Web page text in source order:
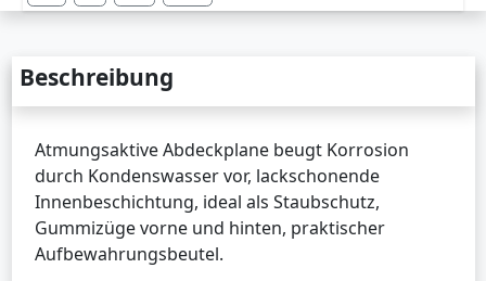
Beschreibung
Atmungsaktive Abdeckplane beugt Korrosion
durch Kondenswasser vor, lackschonende
Innenbeschichtung, ideal als Staubschutz,
Gummizüge vorne und hinten, praktischer
Aufbewahrungsbeutel.